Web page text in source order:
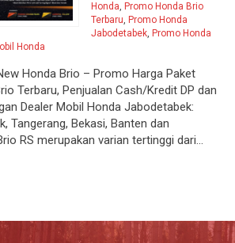
Honda, Promo Honda Brio
Terbaru, Promo Honda
Jabodetabek, Promo Honda
Honda
Honda Brio – Promo Harga Paket
Terbaru, Penjualan Cash/Kredit DP dan
Dealer Mobil Honda Jabodetabek:
Tangerang, Bekasi, Banten dan
RS merupakan varian tertinggi dari...